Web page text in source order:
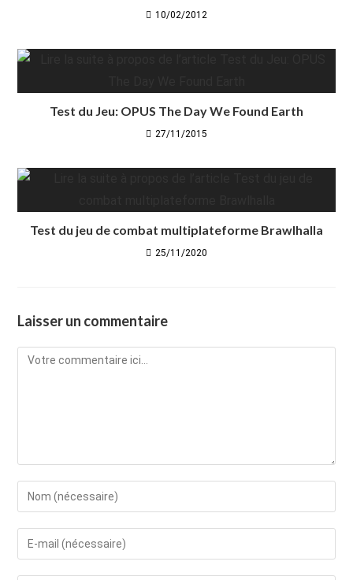
10/02/2012
Test du Jeu: OPUS The Day We Found Earth
27/11/2015
Test du jeu de combat multiplateforme Brawlhalla
25/11/2020
Laisser un commentaire
Comment
Enter
your
name
Enter
your
email